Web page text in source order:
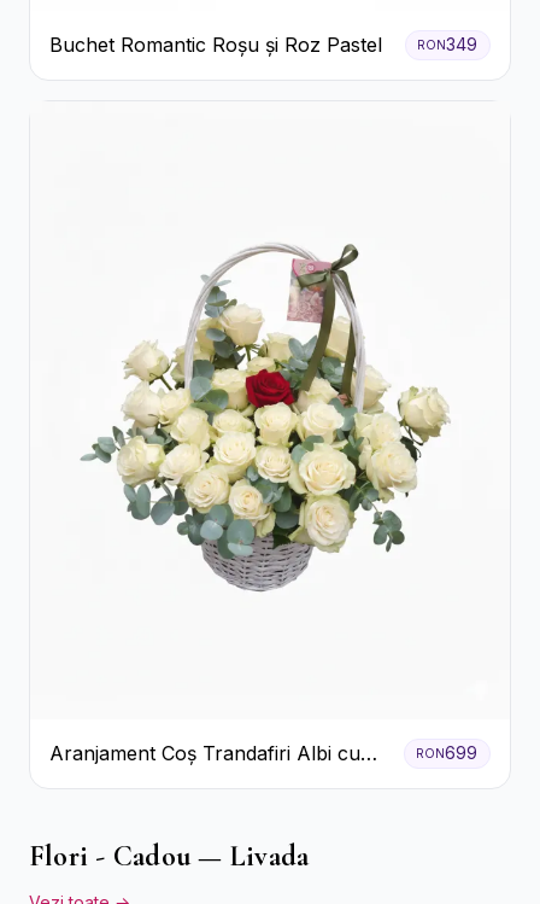
Buchet Romantic Roșu și Roz Pastel RON349
Aranjament Coș Trandafiri Albi cu
Accent Roșu
RON699
Flori - Cadou — Livada